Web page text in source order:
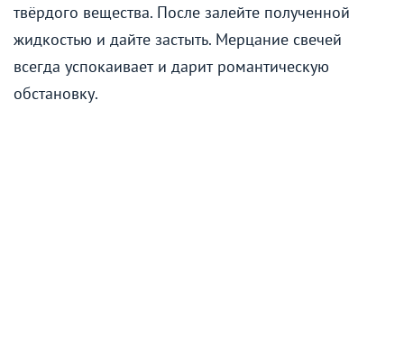
твёрдого вещества. После залейте полученной
жидкостью и дайте застыть. Мерцание свечей
всегда успокаивает и дарит романтическую
обстановку.